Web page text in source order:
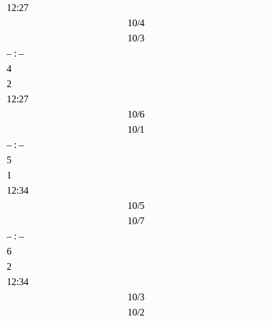
12:27
10/4
10/3
– : –
4
2
12:27
10/6
10/1
– : –
5
1
12:34
10/5
10/7
– : –
6
2
12:34
10/3
10/2